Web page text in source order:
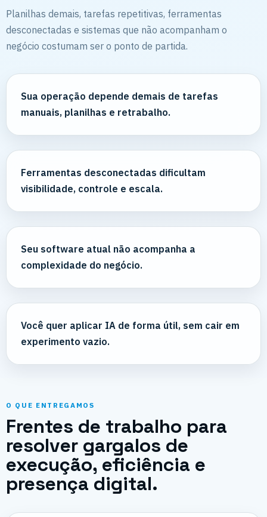
Planilhas demais, tarefas repetitivas, ferramentas
desconectadas e sistemas que não acompanham o
negócio costumam ser o ponto de partida.
Sua operação depende demais de tarefas
manuais, planilhas e retrabalho.
Ferramentas desconectadas dificultam
visibilidade, controle e escala.
Seu software atual não acompanha a
complexidade do negócio.
Você quer aplicar IA de forma útil, sem cair em
experimento vazio.
O QUE ENTREGAMOS
Frentes de trabalho para
resolver gargalos de
execução, eficiência e
presença digital.